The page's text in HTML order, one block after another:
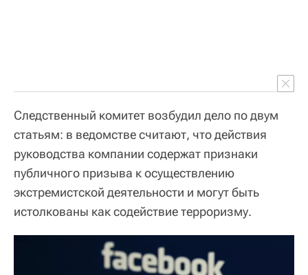
Следственный комитет возбудил дело по двум
статьям: в ведомстве считают, что действия
руководства компании содержат признаки
публичного призыва к осуществлению
экстремистской деятельности и могут быть
истолкованы как содействие терроризму.